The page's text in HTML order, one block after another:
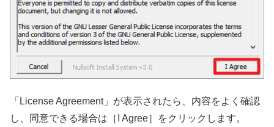
「License Agreement」が表示されたら、内容をよく確認
し、同意できる場合は［I Agree］をクリックします。